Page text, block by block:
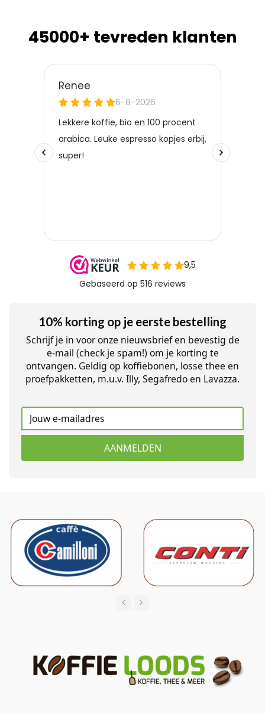
45000+ tevreden klanten
10% korting op je eerste bestelling
Schrijf je in voor onze nieuwsbrief en bevestig de
e-mail (check je spam!) om je korting te
ontvangen. Geldig op koffiebonen, losse thee en
proefpakketten, m.u.v. Illy, Segafredo en Lavazza.
AANMELDEN